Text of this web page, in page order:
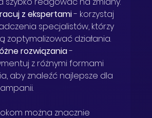
z ekspertami - korzystaj
specjalistów, którzy
zoptymalizować działania.
rozwiązania -
z różnymi formami
aby znaleźć najlepsze dla
można znacznie